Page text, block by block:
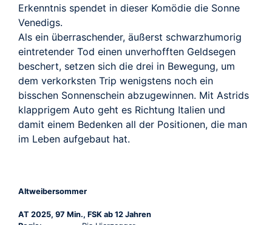
Erkenntnis spendet in dieser Komödie die Sonne
Venedigs.
Als ein überraschender, äußerst schwarzhumorig
eintretender Tod einen unverhofften Geldsegen
beschert, setzen sich die drei in Bewegung, um
dem verkorksten Trip wenigstens noch ein
bisschen Sonnenschein abzugewinnen. Mit Astrids
klapprigem Auto geht es Richtung Italien und
damit einem Bedenken all der Positionen, die man
im Leben aufgebaut hat.
Altweibersommer
AT 2025, 97 Min., FSK ab 12 Jahren